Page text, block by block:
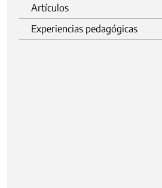
Artículos
Experiencias pedagógicas